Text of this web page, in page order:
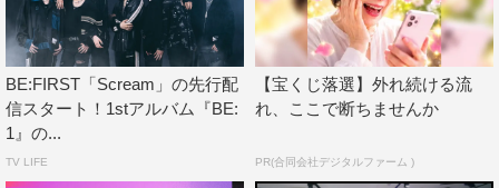
商品詳細：https://shop.mu-mo.net/avx/sv/list2?
jsiteid=BMSG&artist_id=BEFIR
販売リンク：
WEB
BE:FIRST「Scream」の先行配
信スタート！1stアルバム『BE:
1』の...
TV LIFE
【宝くじ落選】外れ続ける流
れ、ここで断ちませんか
PR(合同会社デジタルファーム )